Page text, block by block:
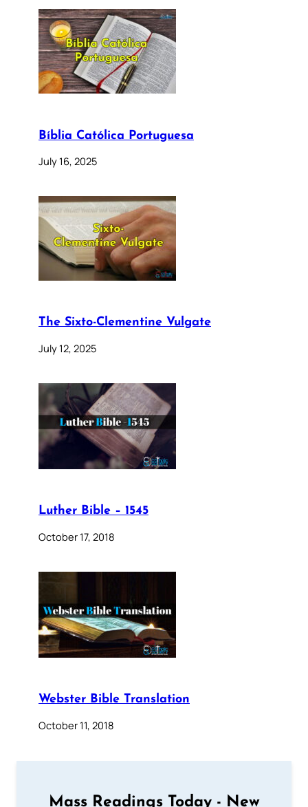
Bíblia Católica Portuguesa
July 16, 2025
The Sixto-Clementine Vulgate
July 12, 2025
Luther Bible – 1545
October 17, 2018
Webster Bible Translation
October 11, 2018
Mass Readings Today - New